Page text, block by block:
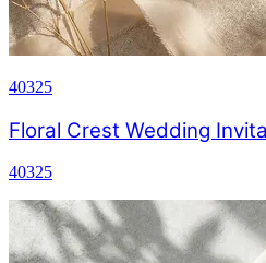
40325
Floral Crest Wedding
40325